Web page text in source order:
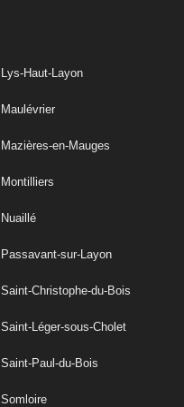
Lys-Haut-Layon
Maulévrier
Mazières-en-Mauges
Montilliers
Nuaillé
Passavant-sur-Layon
Saint-Christophe-du-Bois
Saint-Léger-sous-Cholet
Saint-Paul-du-Bois
Somloire